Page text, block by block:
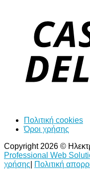
Πολιτική cookies
Όροι χρήσης
Copyright 2026 ©
Professional Web
χρήσης
Πολιτική